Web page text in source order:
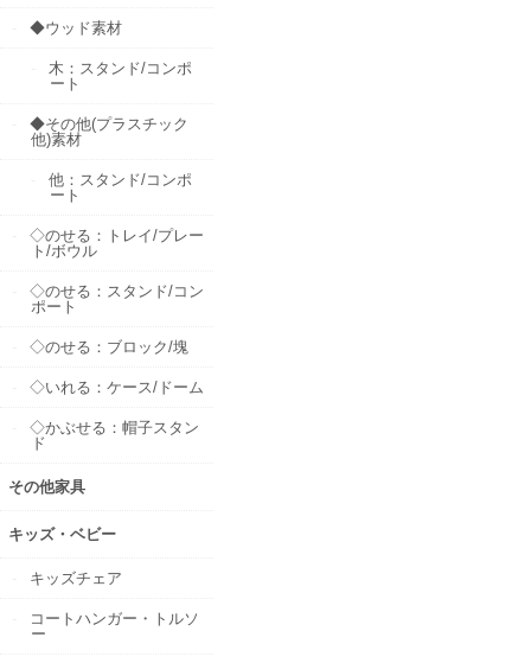
◆ウッド素材
木：スタンド/コンポ
ート
◆その他(プラスチック
他)素材
他：スタンド/コンポ
ート
◇のせる：トレイ/プレー
ト/ボウル
◇のせる：スタンド/コン
ポート
◇のせる：ブロック/塊
◇いれる：ケース/ドーム
◇かぶせる：帽子スタン
ド
その他家具
キッズ・ベビー
キッズチェア
コートハンガー・トルソ
ー